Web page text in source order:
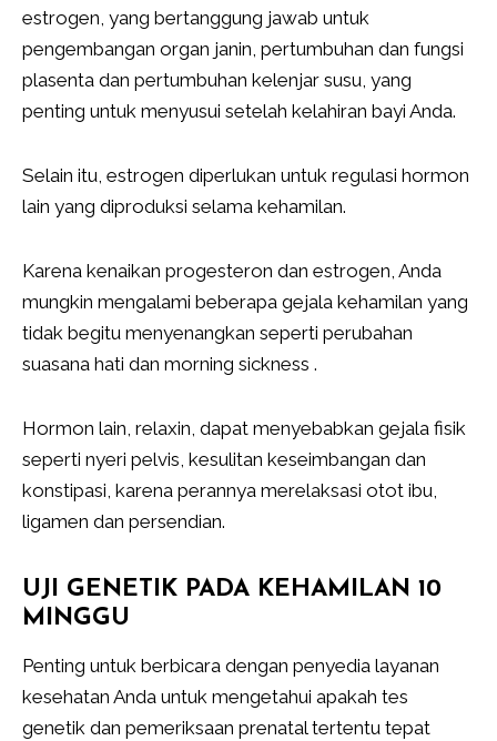
estrogen, yang bertanggung jawab untuk
pengembangan organ janin, pertumbuhan dan fungsi
plasenta dan pertumbuhan kelenjar susu, yang
penting untuk menyusui setelah kelahiran bayi Anda.
Selain itu, estrogen diperlukan untuk regulasi hormon
lain yang diproduksi selama kehamilan.
Karena kenaikan progesteron dan estrogen, Anda
mungkin mengalami beberapa gejala kehamilan yang
tidak begitu menyenangkan seperti perubahan
suasana hati dan morning sickness .
Hormon lain, relaxin, dapat menyebabkan gejala fisik
seperti nyeri pelvis, kesulitan keseimbangan dan
konstipasi, karena perannya merelaksasi otot ibu,
ligamen dan persendian.
UJI GENETIK PADA KEHAMILAN 10
MINGGU
Penting untuk berbicara dengan penyedia layanan
kesehatan Anda untuk mengetahui apakah tes
genetik dan pemeriksaan prenatal tertentu tepat